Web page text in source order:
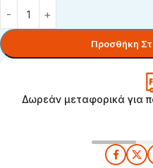
Προσθήκη
Δωρεάν μεταφορικά για